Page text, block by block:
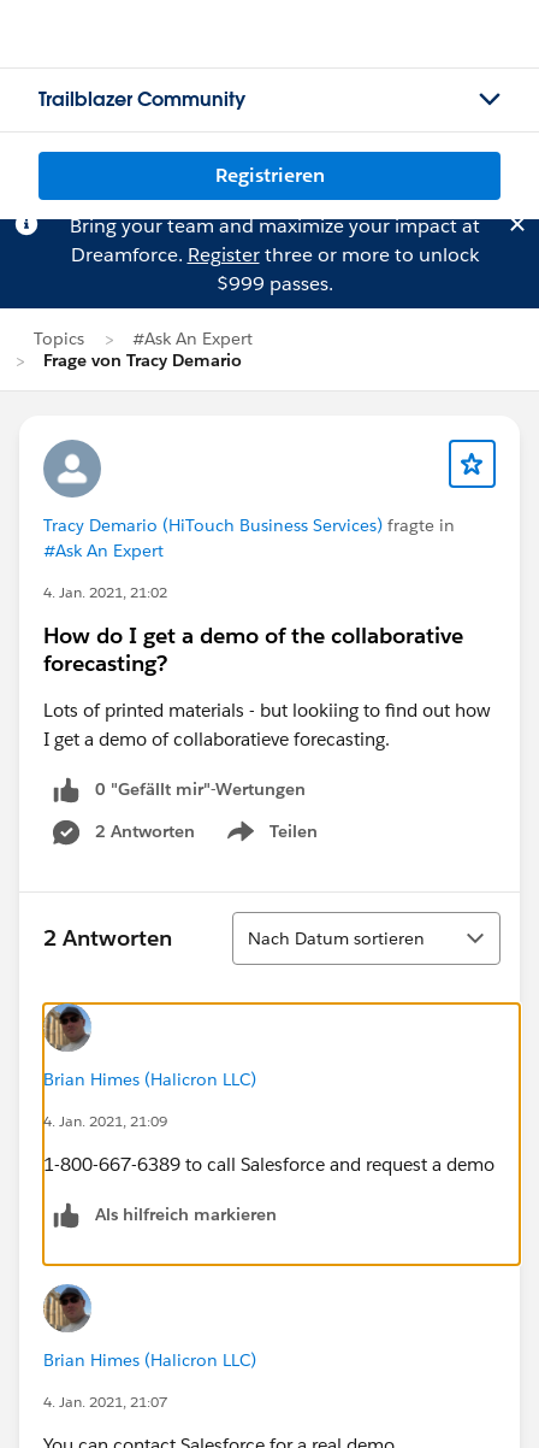
Trailblazer Community
Registrieren
Bring your team and maximize your impact at
Dreamforce. Registerthree or more to unlock
$999 passes.
Topics
#Ask An Expert
Frage von Tracy Demario
Tracy Demario (HiTouch Business Services) fragte in
#Ask An Expert
4. Jan. 2021, 21:02
How do I get a demo of the collaborative
forecasting?
Lots of printed materials - but lookiing to find out how
I get a demo of collaboratieve forecasting.
0 "Gefällt mir"-Wertungen
2 Antworten
Teilen
Show menu
2 Antworten
Sortieren
Nach Datum sortieren
Brian Himes (Halicron LLC)
4. Jan. 2021, 21:09
1-800-667-6389 to call Salesforce and request a demo
Als hilfreich markieren
Brian Himes (Halicron LLC)
4. Jan. 2021, 21:07